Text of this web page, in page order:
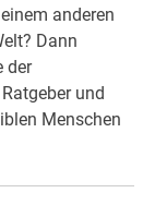
anderen
Dann
der
und
Menschen